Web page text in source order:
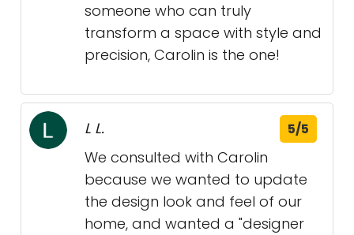
someone who can truly
transform a space with style and
precision, Carolin is the one!
L L. 5/5
We consulted with Carolin
because we wanted to update
the design look and feel of our
home, and wanted a "designer